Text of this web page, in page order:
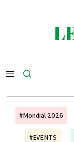
#Mondial 2026
#EVENTS